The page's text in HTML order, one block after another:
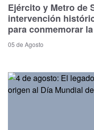
Ejército y Metro de
intervención
para conmemorar
05 de Agosto